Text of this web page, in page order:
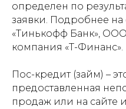
определен по
заявки. Подробнее на
«Тинькофф Банк»,
компания «Т-Финанс».
Пос-кредит (займ) –
предоставленная
продаж или на сайте